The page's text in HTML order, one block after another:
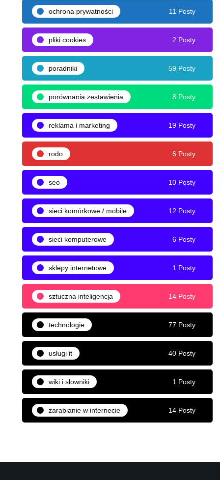
ochrona prywatności 11 Posty
pliki cookies 2 Posty
poradniki 59 Posty
porównania zestawienia 8 Posty
reklama i marketing 19 Posty
rodo 6 Posty
seo 10 Posty
sieci komórkowe / mobile 12 Posty
sieci komputerowe 6 Posty
sklepy internetowe 1 Posty
sztuczna inteligencja 14 Posty
technologie 77 Posty
usługi it 40 Posty
wiki i słowniki 1 Posty
zarabianie w internecie 14 Posty